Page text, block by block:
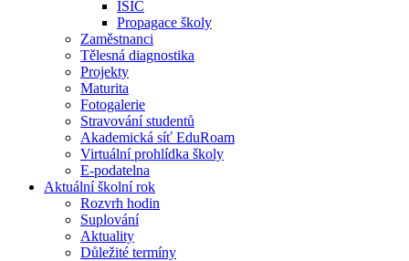
ISIC
Propagace školy
Zaměstnanci
Tělesná diagnostika
Projekty
Maturita
Fotogalerie
Stravování studentů
Akademická síť EduRoam
Virtuální prohlídka školy
E-podatelna
Aktuální školní rok
Rozvrh hodin
Suplování
Aktuality
Důležité termíny